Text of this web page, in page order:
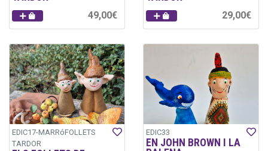
49,00€ 29,00€
EDIC17-MARRóFOLLETS
TARDOR
EDIC33
EN JOHN BROWN I LA